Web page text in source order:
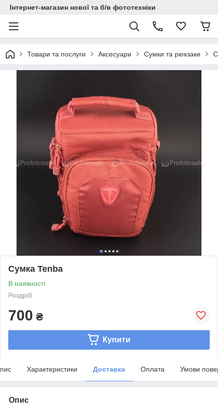
Інтернет-магазин нової та б/в фототехніки
Товари та послуги Аксесуари Сумки та рюкзаки
Сумка Tenba
В наявності
Роздріб
700 ₴
Купити
Характеристики Доставка Оплата Умови
Опис